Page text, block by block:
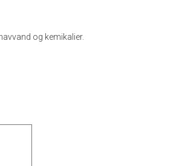
og kemikalier.